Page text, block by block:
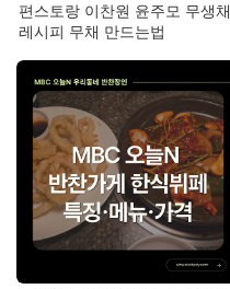
편스토랑 이찬원 윤주모 무생채
레시피 무채 만드는법